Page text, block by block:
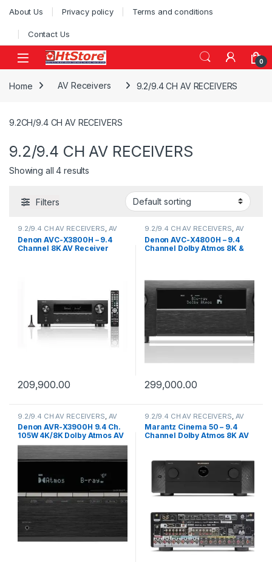
Skip to navigation
Skip to content
About Us Privacy policy Terms and conditions
Contact Us
0
Home AV Receivers 9.2/9.4 CH AV RECEIVERS
9.2CH/9.4 CH AV RECEIVERS
9.2/9.4 CH AV RECEIVERS
Showing all 4 results
Filters
9.2/9.4 CH AV RECEIVERS AV
Denon AVC-X3800H – 9.4
Channel 8K AV Receiver
209,900.00
9.2/9.4 CH AV RECEIVERS AV
Denon AVC-X4800H – 9.4
Channel Dolby Atmos 8K &
299,000.00
9.2/9.4 CH AV RECEIVERS AV
Receivers
Denon AVR-X3900H 9.4 Ch.
105W 4K/8K Dolby Atmos AV
Receiver
9.2/9.4 CH AV RECEIVERS AV
Receivers
Marantz Cinema 50 – 9.4
Channel Dolby Atmos 8K AV